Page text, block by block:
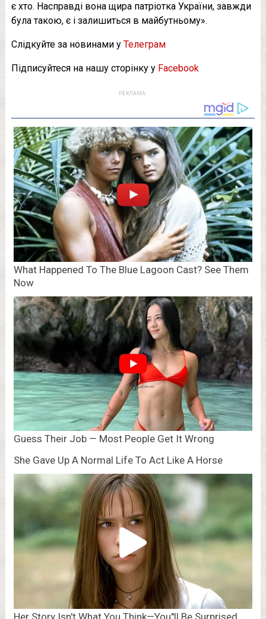
є хто. Насправді вона щира патріотка України, завжди
була такою, є і залишиться в майбутньому».
Слідкуйте за новинами у Телеграм
Підписуйтеся на нашу сторінку у Facebook
РЕКЛАМА: